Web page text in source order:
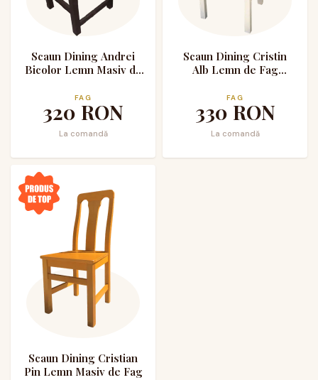
Scaun Dining Andrei
Bicolor Lemn Masiv de
FAG
320 RON
La comandă
Scaun Dining Cristin
Alb Lemn de Fag
FAG
330 RON
La comandă
Scaun Dining Cristian
Pin Lemn Masiv de Fag